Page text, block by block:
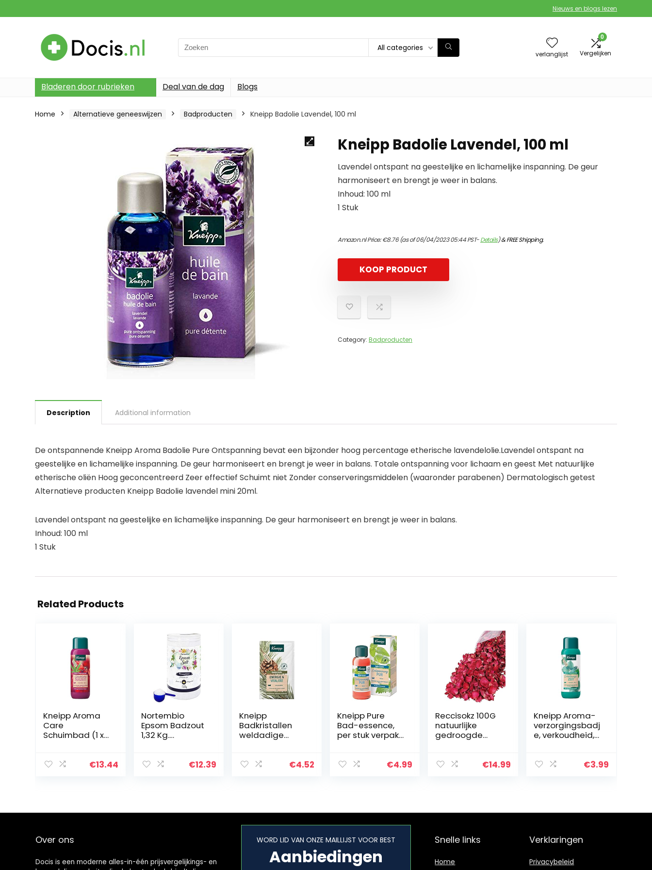
Nieuws en blogs lezen
Search
for:
All categories
verlanglijst
0
Vergelijken
Bladeren door rubrieken Deal van de dag Blogs
Home Alternatieve geneeswijzen Badproducten Kneipp Badolie Lavendel, 100 ml
Kneipp Badolie Lavendel, 100 ml
Lavendel ontspant na geestelijke en lichamelijke inspanning. De geur
harmoniseert en brengt je weer in balans.
Inhoud: 100 ml
1 Stuk
Amazon.nl Price:€8.76(as of 06/04/2023 05:44 PST-Details)&FREE Shipping.
KOOP PRODUCT
Category: Badproducten
Description Additional information
De ontspannende Kneipp Aroma Badolie Pure Ontspanning bevat een bijzonder hoog percentage etherische lavendelolie.Lavendel ontspant na
geestelijke en lichamelijke inspanning. De geur harmoniseert en brengt je weer in balans. Totale ontspanning voor lichaam en geest Met natuurlijke
etherische oliën Hoog geconcentreerd Zeer effectief Schuimt niet Zonder conserveringsmiddelen (waaronder parabenen) Dermatologisch getest
Alternatieve producten Kneipp Badolie lavendel mini 20ml.
Lavendel ontspant na geestelijke en lichamelijke inspanning. De geur harmoniseert en brengt je weer in balans.
Inhoud: 100 ml
1 Stuk
Related Products
Kneipp Aroma
Care
Schuimbad (1 x
€13.44
Nortembio
Epsom Badzout
1,32 Kg.
Magnesium.€12.39
Kneipp
Badkristallen
weldadige
natuurzuiver €4.52
Kneipp Pure
Bad-essence,
per stuk verpakt
€4.99
Reccisokz 100G
natuurlijke
gedroogde
droog rood €14.99
Kneipp Aroma-
verzorgingsbadj
e, verkoudheid,
€3.99
Over ons
Docis is een moderne alles-in-één prijsvergelijkings- en
WORD LID VAN ONZE MAILLIJST VOOR BEST
Aanbiedingen
Snelle links
Home
Verklaringen
Privacybeleid